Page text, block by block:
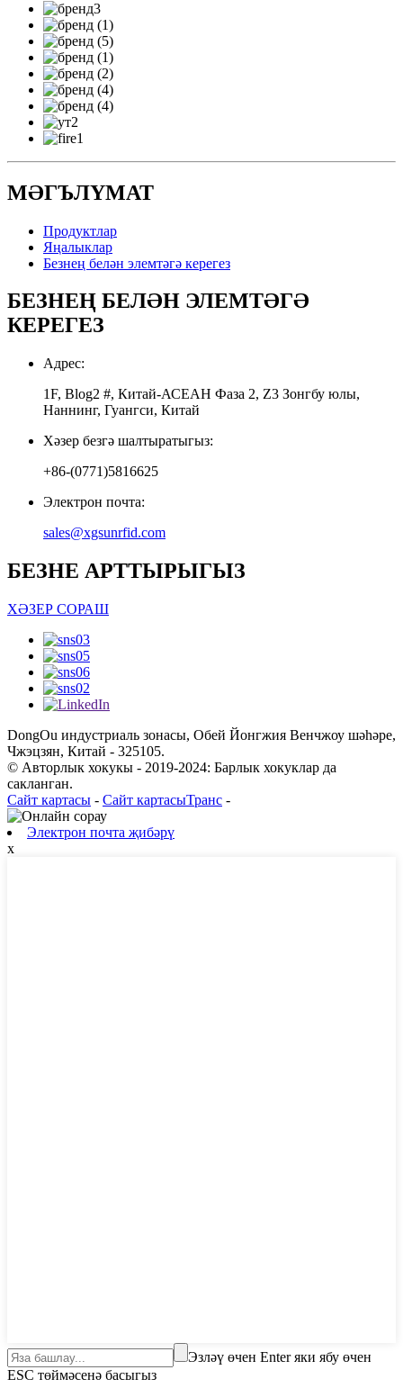
МӘГЪЛҮМАТ
Продуктлар
Яңалыклар
Безнең белән элемтәгә керегез
БЕЗНЕҢ БЕЛӘН ЭЛЕМТӘГӘ
КЕРЕГЕЗ
Адрес:
1F, Blog2 #, Китай-АСЕАН Фаза 2, Z3 Зонгбу юлы,
Наннинг, Гуангси, Китай
Хәзер безгә шалтыратыгыз:
+86-(0771)5816625
Электрон почта:
sales@xgsunrfid.com
БЕЗНЕ АРТТЫРЫГЫЗ
ХӘЗЕР СОРАШ
DongOu индустриаль зонасы, Обей Йонгжия Венчжоу шәһәре,
Чжэцзян, Китай - 325105.
© Авторлык хокукы - 2019-2024: Барлык хокуклар да
сакланган.
Сайт картасы - Сайт картасыТранс -
Электрон почта җибәрү
х
Эзләү өчен Enter яки ябу өчен
ESC төймәсенә басыгыз